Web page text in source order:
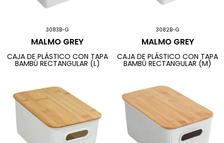
3083B-G
MALMO GREY
CAJA DE PLÁSTICO CON TAPA
BAMBÚ RECTANGULAR (L)
3082B-G
MALMO GREY
CAJA DE PLÁSTICO CON TAPA
BAMBÚ RECTANGULAR (M)